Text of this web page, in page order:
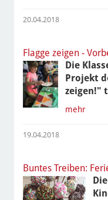
20.04.2018
Flagge zeigen -
Die
Projekt
zeigen!"
mehr
19.04.2018
Buntes Treiben: